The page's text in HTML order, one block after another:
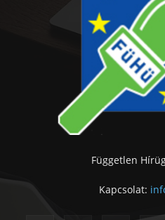
Független
Kapcsolat: